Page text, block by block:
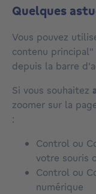
Quelques
Vous pouvez
contenu
depuis la barre
Si vous souhaitez
zoomer sur la
:
Control ou
votre souris
Control ou
numérique